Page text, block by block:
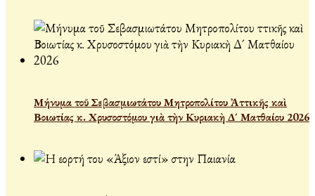
Μήνυμα τοῦ Σεβασμιωτάτου Μητροπολίτου Ἀττικῆς καὶ
Βοιωτίας κ. Χρυσοστόμου γιὰ τὴν Κυριακὴ Δ´ Ματθαίου 2026